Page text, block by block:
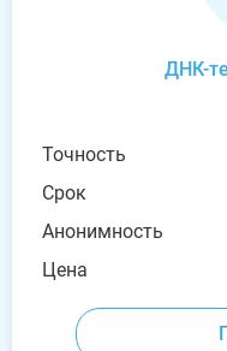
ДНК-
Точность
Срок
Анонимность
Цена